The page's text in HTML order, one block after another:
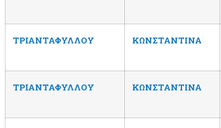
ΤΡΙΑΝΤΑΦΥΛΛΟΥ ΚΩΝΣΤΑΝΤΙΝΑ
ΤΡΙΑΝΤΑΦΥΛΛΟΥ ΚΩΝΣΤΑΝΤΙΝΑ